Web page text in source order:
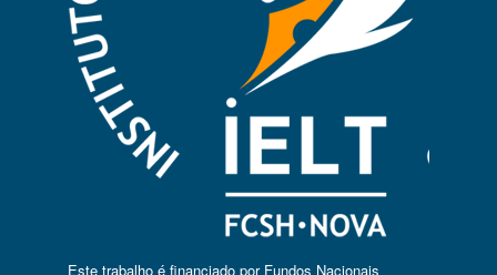
Este trabalho é financiado por Fundos Nacionais